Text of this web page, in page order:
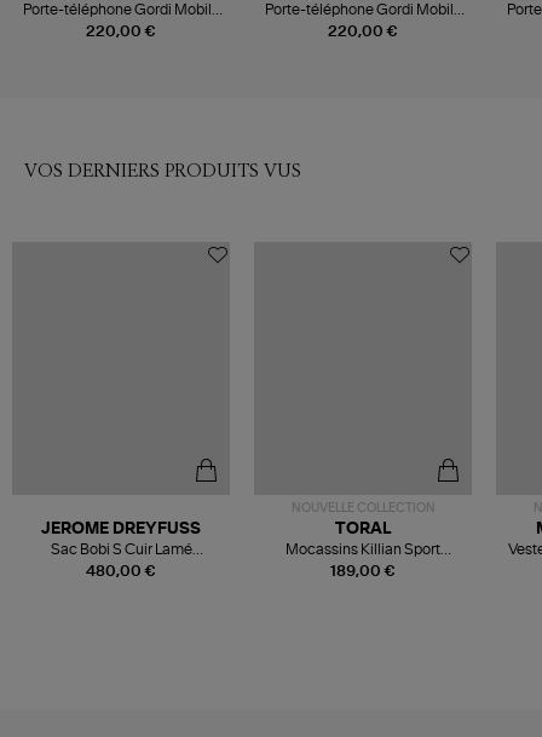
220,00 €
Porte-téléphone Gordi Mobile
Lamé Champagne
220,00 €
Porte-téléphone Gordi Mobile
Imprimé Léopard Naturel
VOS DERNIERS PRODUITS VUS
480,00 €
JEROME DREYFUSS
Sac Bobi S Cuir Lamé
Champagne
NOUVELLE COLLECTION
189,00 €
TORAL
Mocassins Killian Sport
Mousse